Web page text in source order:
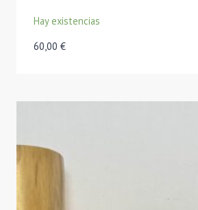
Hay existencias
60,00 €